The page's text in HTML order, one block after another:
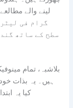
گرام فی
سطح کے ساتھ
بلاشبہ، تمام
ہیں۔ یہ بذات
کیا یہ